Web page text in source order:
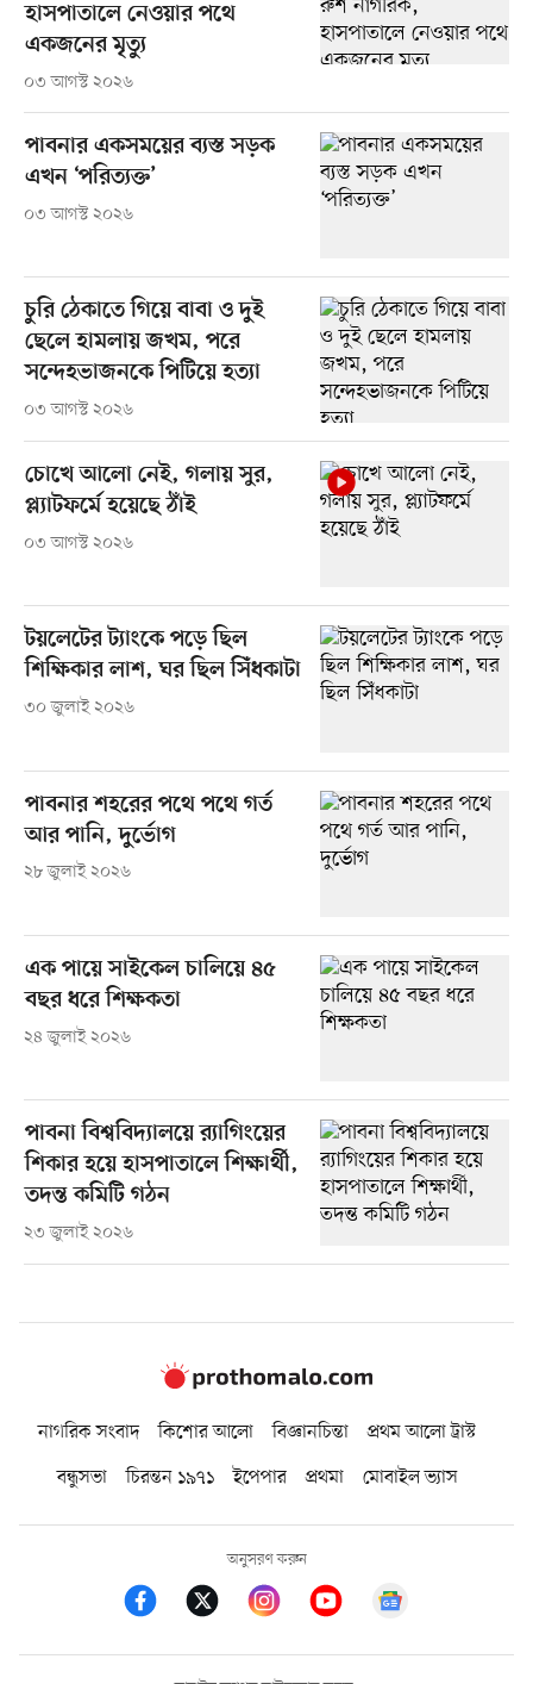
হাসপাতালে নেওয়ার পথে
একজনের মৃত্যু
০৩ আগস্ট ২০২৬
পাবনার একসময়ের ব্যস্ত সড়ক
এখন ‘পরিত্যক্ত’
০৩ আগস্ট ২০২৬
চুরি ঠেকাতে গিয়ে বাবা ও দুই
ছেলে হামলায় জখম, পরে
সন্দেহভাজনকে পিটিয়ে হত্যা
০৩ আগস্ট ২০২৬
চোখে আলো নেই, গলায় সুর,
প্ল্যাটফর্মে হয়েছে ঠাঁই
০৩ আগস্ট ২০২৬
টয়লেটের ট্যাংকে পড়ে ছিল
শিক্ষিকার লাশ, ঘর ছিল সিঁধকাটা
৩০ জুলাই ২০২৬
পাবনার শহরের পথে পথে গর্ত
আর পানি, দুর্ভোগ
২৮ জুলাই ২০২৬
এক পায়ে সাইকেল চালিয়ে ৪৫
বছর ধরে শিক্ষকতা
২৪ জুলাই ২০২৬
পাবনা বিশ্ববিদ্যালয়ে র‍্যাগিংয়ের
শিকার হয়ে হাসপাতালে শিক্ষার্থী,
তদন্ত কমিটি গঠন
২৩ জুলাই ২০২৬
নাগরিক সংবাদ কিশোর আলো বিজ্ঞানচিন্তা
প্রথম আলো ট্রাস্ট
বন্ধুসভা
চিরন্তন ১৯৭১ ইপেপার প্রথমা মোবাইল ভ্যাস
অনুসরণ করুন